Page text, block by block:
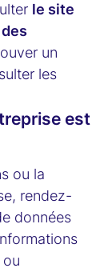
le site
un
les
est
ou la
rendez-
données